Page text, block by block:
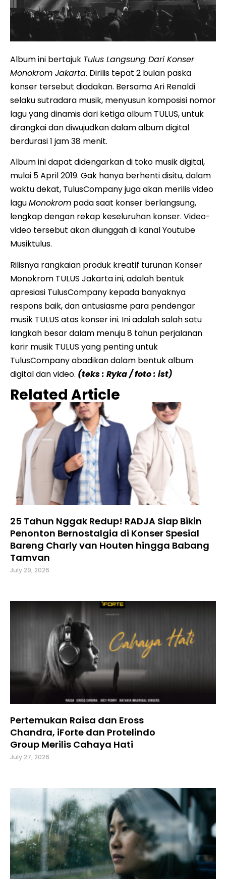
Album ini bertajuk Tulus Langsung Dari Konser
Monokrom Jakarta. Dirilis tepat 2 bulan paska
konser tersebut diadakan. Bersama Ari Renaldi
selaku sutradara musik, menyusun komposisi nomor
lagu yang dinamis dari ketiga album TULUS, untuk
dirangkai dan diwujudkan dalam album digital
berdurasi 1 jam 38 menit.
Album ini dapat didengarkan di toko musik digital,
mulai 5 April 2019. Gak hanya berhenti disitu, dalam
waktu dekat, TulusCompany juga akan merilis video
laguMonokrom pada saat konser berlangsung,
lengkap dengan rekap keseluruhan konser. Video-
video tersebut akan diunggah di kanal Youtube
Musiktulus.
Rilisnya rangkaian produk kreatif turunan Konser
Monokrom TULUS Jakarta ini, adalah bentuk
apresiasi TulusCompany kepada banyaknya
respons baik, dan antusiasme para pendengar
musik TULUS atas konser ini. Ini adalah salah satu
langkah besar dalam menuju 8 tahun perjalanan
karir musik TULUS yang penting untuk
TulusCompany abadikan dalam bentuk album
digital dan video. (teks : Ryka / foto : ist)
Related Article
25 Tahun Nggak Redup! RADJA Siap Bikin
Penonton Bernostalgia di Konser Spesial
Bareng Charly van Houten hingga Babang
Tamvan
July 29, 2026
Pertemukan Raisa dan Eross
Chandra, iForte dan Protelindo
Group Merilis Cahaya Hati
July 27, 2026